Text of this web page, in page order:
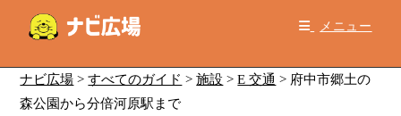
メニュー
ナビ広場 >すべてのガイド >施設 >E 交通 > 府中市郷土の
森公園から分倍河原駅まで